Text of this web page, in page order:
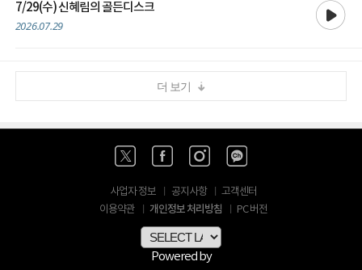
7/29(수) 신혜림의 골든디스크
2026.07.29
더 보기
사업자 정보 공지사항
고객센터
이용약관
개인정보 처리방침 PC 버전
Powered by